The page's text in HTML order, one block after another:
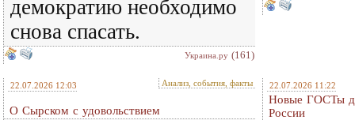
демократию необходимо
снова спасать.
Украина.ру (161)
22.07.2026 12:03 Анализ, события, факты
О Сырском с удовольствием
22.07.2026 11:22
Новые ГОСТы
России